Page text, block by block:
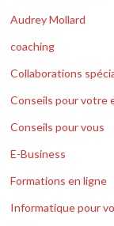
Audrey Mollard
coaching
Collaborations
Conseils pour votre
Conseils pour vous
E-Business
Formations en ligne
Informatique pour